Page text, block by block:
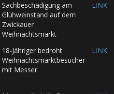
Sachbeschädigung am
Glühweinstand auf dem
Zwickauer
Weihnachtsmarkt
LINK
18-Jähriger bedroht
Weihnachtsmarktbesucher
mit Messer
LINK